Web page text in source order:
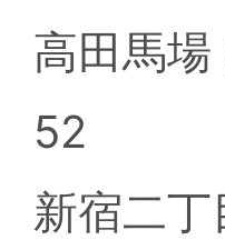
高田馬
52
新宿二